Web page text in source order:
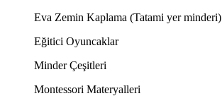
Eva Zemin Kaplama (Tatami yer minderi)
Eğitici Oyuncaklar
Minder Çeşitleri
Montessori Materyalleri